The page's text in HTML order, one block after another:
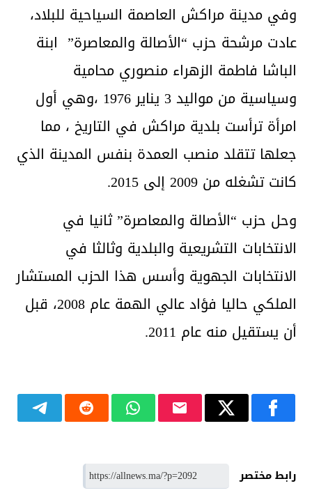
وفي مدينة مراكش العاصمة السياحية للبلاد،
عادت مرشحة حزب “الأصالة والمعاصرة” ابنة
الباشا فاطمة الزهراء منصوري محامية
وسياسية من مواليد 3 يناير 1976 ،وهي أول
امرأة ترأست بلدية مراكش في التاريخ ، مما
جعلها تتقلد منصب العمدة بنفس المدينة الذي
كانت تشغله من 2009 إلى 2015.
وحل حزب “الأصالة والمعاصرة” ثانيا في
الانتخابات التشريعية والبلدية وثالثا في
الانتخابات الجهوية وأسس هذا الحزب المستشار
الملكي حاليا فؤاد عالي الهمة عام 2008، قبل
أن يستقيل منه عام 2011.
رابط مختصر